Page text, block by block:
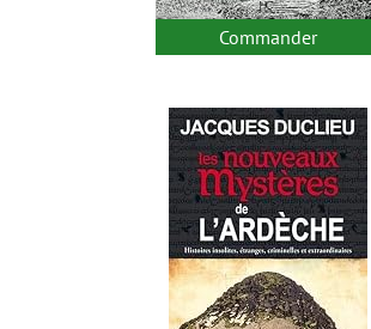
Commander